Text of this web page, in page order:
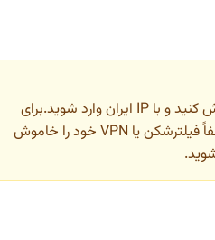
برای
اتصال صحیح به درگاه پرداخت، لطفاً فیلترشکن یا VPN خود را خاموش